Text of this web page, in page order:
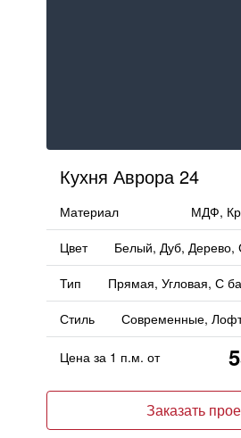
Кухня Аврора 24
Материал
МДФ,
Цвет
Тип
Стиль
Цена за 1 п.м. от
Заказать